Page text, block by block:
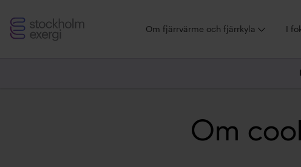
Stockholm
Exergi
Om fjärrvärme och fjärrkyla I
Om